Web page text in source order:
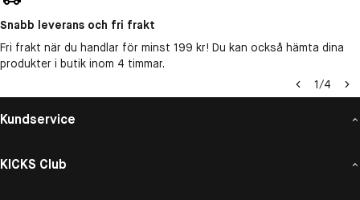
Snabb leverans och fri frakt
Fri frakt när du handlar för minst 199 kr! Du kan också hämta dina
produkter i butik inom 4 timmar.
1/4
Kundservice
KICKS Club